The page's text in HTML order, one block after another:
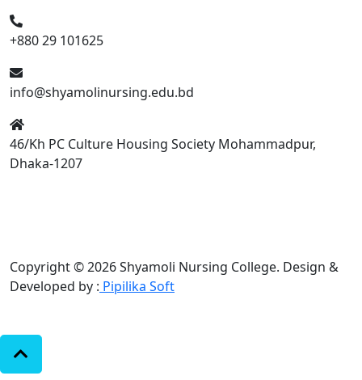
+880 29 101625
info@shyamolinursing.edu.bd
46/Kh PC Culture Housing Society Mohammadpur,
Dhaka-1207
Copyright © 2026 Shyamoli Nursing College. Design &
Developed by : Pipilika Soft